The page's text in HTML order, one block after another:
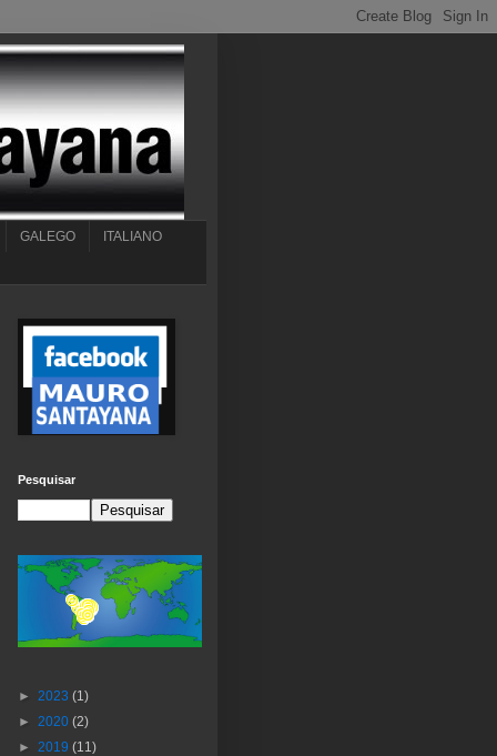
GALEGO ITALIANO
Pesquisar
► 2023 (1)
► 2020 (2)
► 2019 (11)